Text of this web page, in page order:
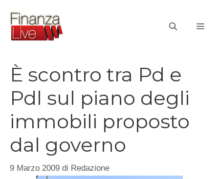
contenuto
È scontro tra Pd e
Pdl sul piano degli
immobili proposto
dal governo
9 Marzo 2009 di Redazione